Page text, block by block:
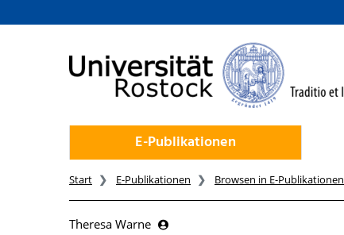
zum Inhalt
E-Publikationen
Start E-Publikationen Browsen in E-Publikationen
Theresa Warne